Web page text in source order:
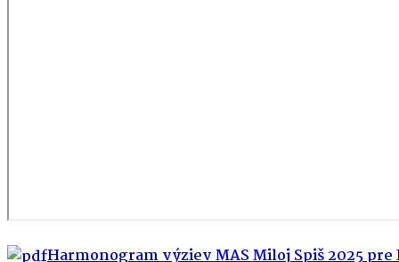
Harmonogram výziev MAS Miloj Spiš 2025 pre